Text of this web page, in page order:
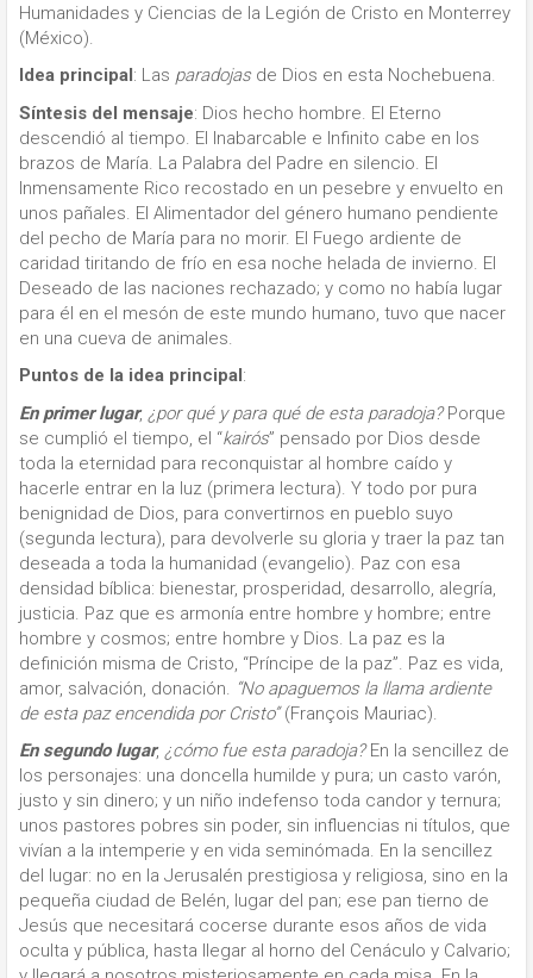
Humanidades y Ciencias de la Legión de Cristo en Monterrey
(México).
Idea principal: Las paradojasde Dios en esta Nochebuena.
Síntesis del mensaje: Dios hecho hombre. El Eterno
descendió al tiempo. El Inabarcable e Infinito cabe en los
brazos de María. La Palabra del Padre en silencio. El
Inmensamente Rico recostado en un pesebre y envuelto en
unos pañales. El Alimentador del género humano pendiente
del pecho de María para no morir. El Fuego ardiente de
caridad tiritando de frío en esa noche helada de invierno. El
Deseado de las naciones rechazado; y como no había lugar
para él en el mesón de este mundo humano, tuvo que nacer
en una cueva de animales.
Puntos de la idea principal:
En primer lugar, ¿por qué y para qué de esta paradoja?Porque
se cumplió el tiempo, el “kairós” pensado por Dios desde
toda la eternidad para reconquistar al hombre caído y
hacerle entrar en la luz (primera lectura). Y todo por pura
benignidad de Dios, para convertirnos en pueblo suyo
(segunda lectura), para devolverle su gloria y traer la paz tan
deseada a toda la humanidad (evangelio). Paz con esa
densidad bíblica: bienestar, prosperidad, desarrollo, alegría,
justicia. Paz que es armonía entre hombre y hombre; entre
hombre y cosmos; entre hombre y Dios. La paz es la
definición misma de Cristo, “Príncipe de la paz”. Paz es vida,
amor, salvación, donación.
“No apaguemos la llama ardiente
de esta paz encendida por Cristo”(François Mauriac).
En segundo lugar, ¿cómo fue esta paradoja?En la sencillez de
los personajes: una doncella humilde y pura; un casto varón,
justo y sin dinero; y un niño indefenso toda candor y ternura;
unos pastores pobres sin poder, sin influencias ni títulos, que
vivían a la intemperie y en vida seminómada. En la sencillez
del lugar: no en la Jerusalén prestigiosa y religiosa, sino en la
pequeña ciudad de Belén, lugar del pan; ese pan tierno de
Jesús que necesitará cocerse durante esos años de vida
oculta y pública, hasta llegar al horno del Cenáculo y Calvario;